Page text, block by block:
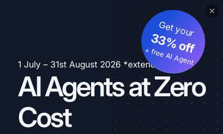
1 July – 31st August 2026 *extended
AI Agents at Zero
Cost
Get your
33% off
+ free AI Agent